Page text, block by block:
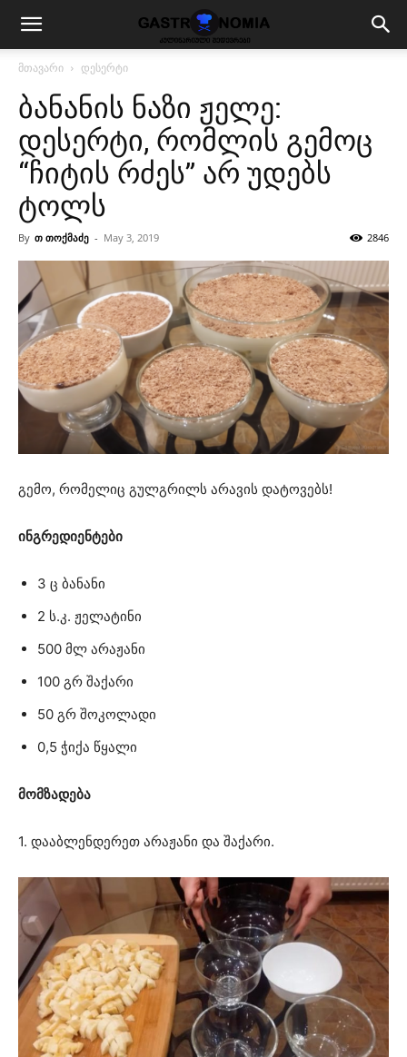
მთავარი დესერტი
ბანანის ნაზი ჟელე:
დესერტი, რომლის გემოც
“ჩიტის რძეს” არ უდებს
ტოლს
By თ თოქმაძე - May 3, 2019 2846
გემო, რომელიც გულგრილს არავის დატოვებს!
ინგრედიენტები
3 ც ბანანი
2 ს.კ. ჟელატინი
500 მლ არაჟანი
100 გრ შაქარი
50 გრ შოკოლადი
0,5 ჭიქა წყალი
მომზადება
1. დააბლენდერეთ არაჟანი და შაქარი.